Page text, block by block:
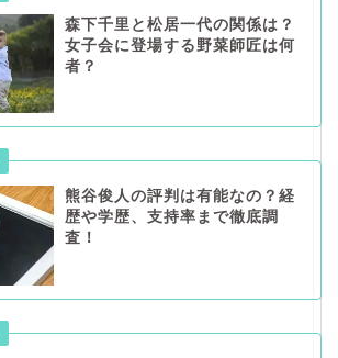
森下千里と松居一代の関係は？
女子会に登場する野菜師匠は何
者？
熊谷俊人の評判は有能なの？経
歴や学歴、支持率まで徹底調
査！